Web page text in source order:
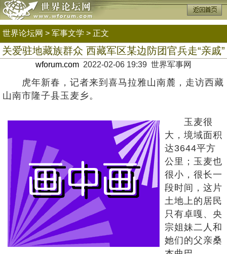
世界论坛网 > 军事文学 > 正文
关爱驻地藏族群众 西藏军区某边防团官兵走“亲戚”
wforum.com 2022-02-06 19:39 世界军事网
虎年新春，记者来到喜马拉雅山南麓，走访西藏
山南市隆子县玉麦乡。
玉麦很
大，境域面积
达3644平方
公里；玉麦也
很小，很长一
段时间，这片
土地上的居民
只有卓嘎、央
宗姐妹二人和
她们的父亲桑